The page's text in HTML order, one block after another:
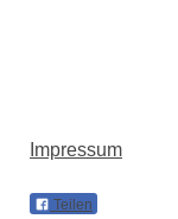
Impressum
Teilen